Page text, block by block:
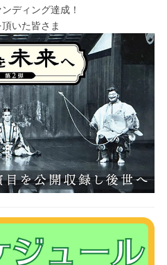
ディング達成！
いた皆さま